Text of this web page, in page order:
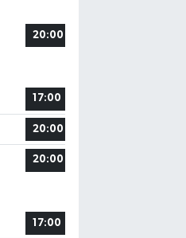
20:00
17:00
20:00
20:00
17:00